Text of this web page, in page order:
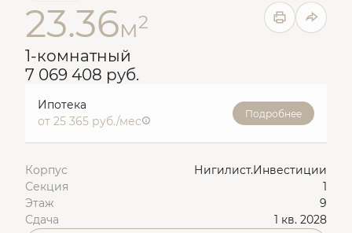
23.36м2
1-комнатный
7 069 408 руб.
Ипотека
от 25 365 руб./мес
Подробнее
Корпус
Нигилист.Инвестиции
Секция
1
Этаж
9
Сдача
1 кв. 2028